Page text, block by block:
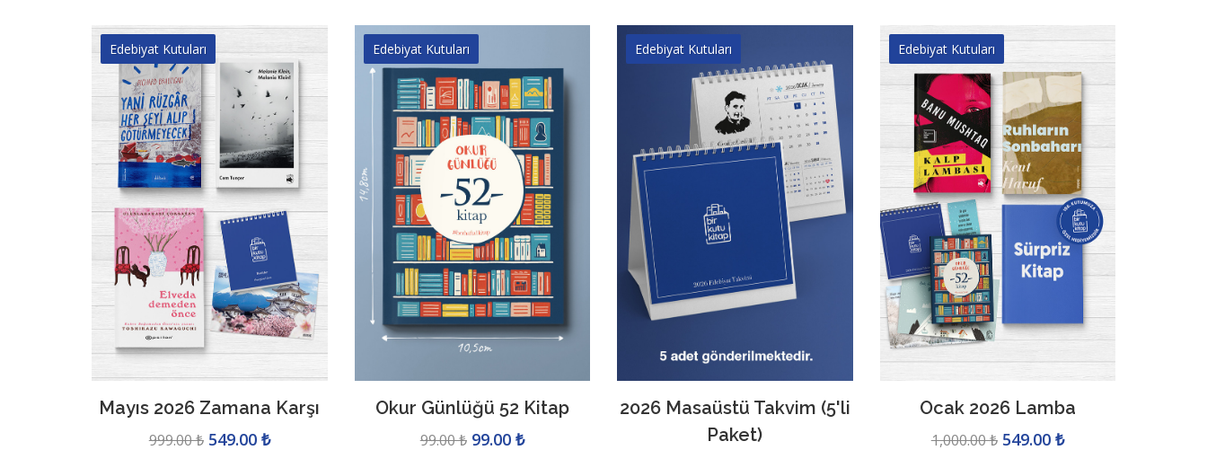
Edebiyat Kutuları
Mayıs 2026 Zamana Karşı
999.00 ₺ 549.00 ₺
Edebiyat Kutuları
Okur Günlüğü 52 Kitap
99.00 ₺ 99.00 ₺
Edebiyat Kutuları
2026 Masaüstü Takvim (5'li
Paket)
Edebiyat Kutuları
Ocak 2026 Lamba
1,000.00 ₺ 549.00 ₺